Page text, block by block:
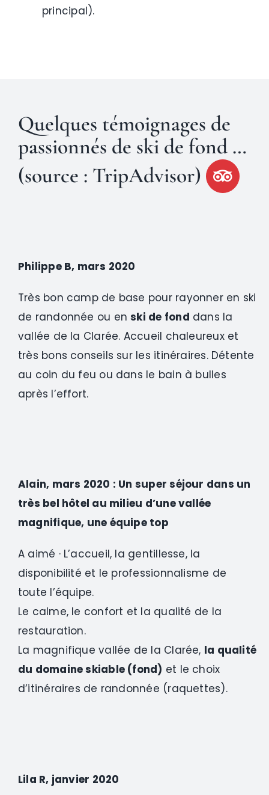
principal).
Quelques témoignages de
passionnés de ski de fond …
(source : TripAdvisor)
Philippe B, mars 2020
Très bon camp de base pour rayonner en ski
de randonnée ou enski de fond dans la
vallée de la Clarée. Accueil chaleureux et
très bons conseils sur les itinéraires. Détente
au coin du feu ou dans le bain à bulles
après l’effort.
Alain, mars 2020 : Un super séjour dans un
très bel hôtel au milieu d’une vallée
magnifique, une équipe top
A aimé · L’accueil, la gentillesse, la
disponibilité et le professionnalisme de
toute l’équipe.
Le calme, le confort et la qualité de la
restauration.
La magnifique vallée de la Clarée, la qualité
du domaine skiable (fond) et le choix
d’itinéraires de randonnée (raquettes).
Lila R, janvier 2020